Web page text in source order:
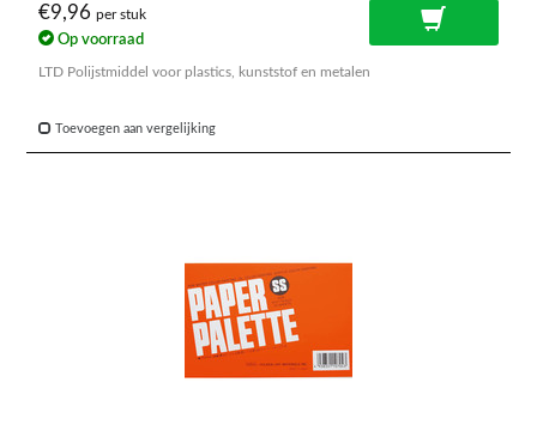
€9,96 per stuk
Op voorraad
LTD Polijstmiddel voor plastics, kunststof en metalen
Toevoegen aan vergelijking